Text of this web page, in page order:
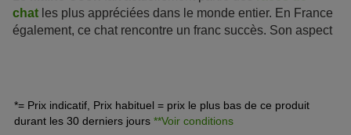
chat les plus appréciées dans le monde entier. En France
également, ce chat rencontre un franc succès. Son aspect
*= Prix indicatif, Prix habituel = prix le plus bas de ce produit
durant les 30 derniers jours **Voir conditions